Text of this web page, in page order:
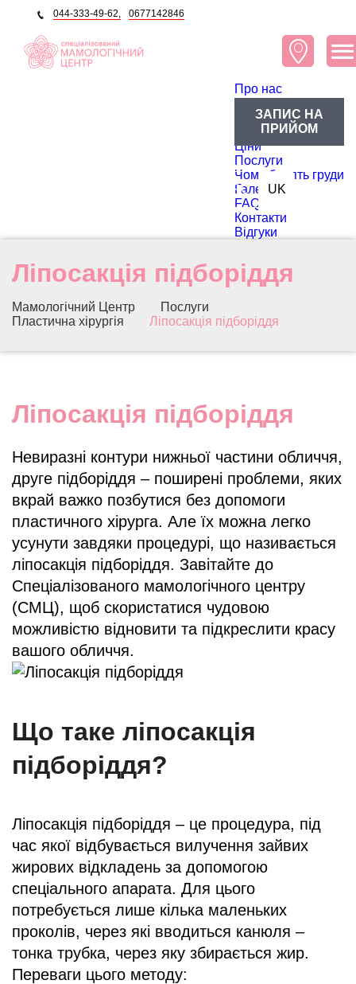
044-333-49-62, 0677142846
Про нас
Блог
Лікарі
Ціни
Послуги
Чому болять груди
Галерея
FAQ
Контакти
Відгуки
RU UK
ЗАПИС НА
ПРИЙОМ
Ліпосакція підборіддя
Мамологічний Центр
Послуги
Пластична хірургія
Ліпосакція підборіддя
Ліпосакція підборіддя
Невиразні контури нижньої частини обличчя,
друге підборіддя – поширені проблеми, яких
вкрай важко позбутися без допомоги
пластичного хірурга. Але їх можна легко
усунути завдяки процедурі, що називається
ліпосакція підборіддя. Завітайте до
Спеціалізованого мамологічного центру
(СМЦ), щоб скористатися чудовою
можливістю відновити та підкреслити красу
вашого обличчя.
Що таке ліпосакція
підборіддя?
Ліпосакція підборіддя – це процедура, під
час якої відбувається вилучення зайвих
жирових відкладень за допомогою
спеціального апарата. Для цього
потребується лише кілька маленьких
проколів, через які вводиться канюля –
тонка трубка, через яку збирається жир.
Переваги цього методу: